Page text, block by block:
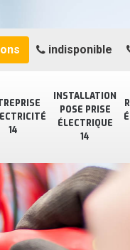
14
INSTALLATION
POSE PRISE
ÉLECTRIQUE
14
indisponible